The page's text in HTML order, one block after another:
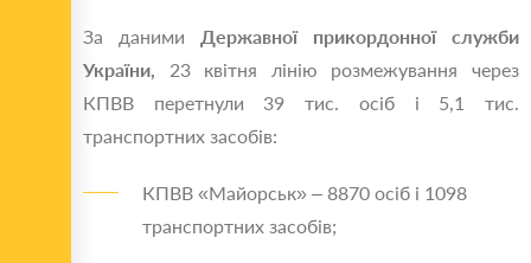
За даними Державної прикордонної служби
України, 23 квітня лінію розмежування через
КПВВ перетнули 39 тис. осіб і 5,1 тис.
транспортних засобів:
КПВВ «Майорськ» – 8870 осіб і 1098
транспортних засобів;